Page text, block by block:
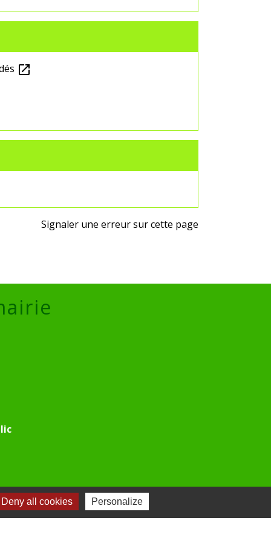
open_in_new
Signaler une erreur sur cette page
all cookies Personalize